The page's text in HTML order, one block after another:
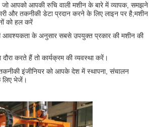
जो आपको आपकी रुचि वाली मशीन के बारे में व्यापक, समझने
और तकनीकी डेटा प्रदान करने के लिए लाइन पर है;मशीन
को हल करें
के अनुसार सबसे उपयुक्त प्रकार की मशीन की
करते हैं तो कार्यक्रम की व्यवस्था करें।
इंजीनियर को आपके देश में स्थापना, संचालन
लिए भेजें।